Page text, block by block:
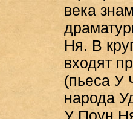
века
Ня. В
входят
(пьеса У
народа
У Поун